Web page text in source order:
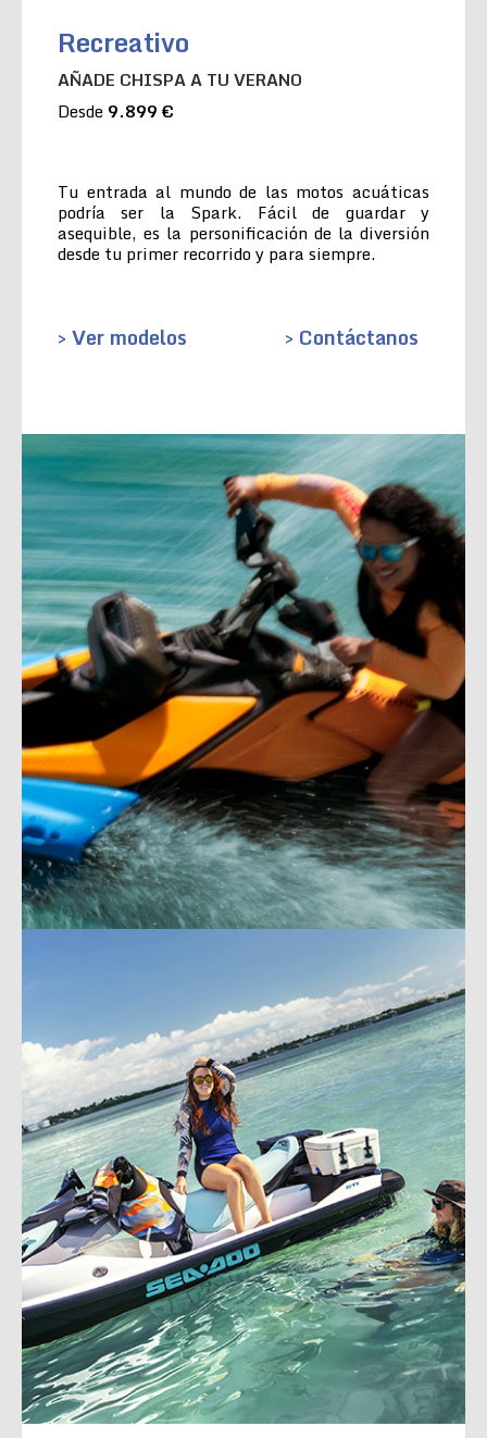
Recreativo
AÑADE CHISPA A TU VERANO
Desde 9.899 €
Tu entrada al mundo de las motos acuáticas
podría ser la Spark. Fácil de guardar y
asequible, es la personificación de la diversión
desde tu primer recorrido y para siempre.
> Ver modelos > Contáctanos